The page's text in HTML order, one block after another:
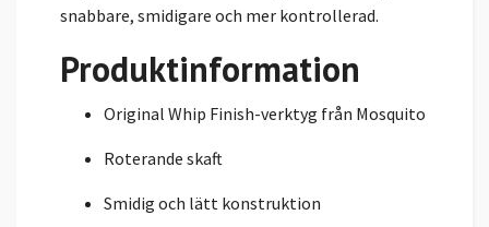
snabbare, smidigare och mer kontrollerad.
Produktinformation
Original Whip Finish-verktyg från Mosquito
Roterande skaft
Smidig och lätt konstruktion